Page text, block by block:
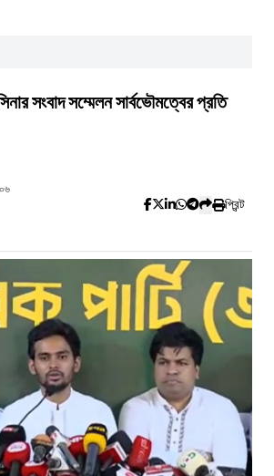
সংবাদ সম্মেলন সার্বভৌমত্বের প্রতি
প্রিন্ট